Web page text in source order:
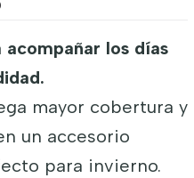
los días
mayor cobertura y
un accesorio
para invierno.